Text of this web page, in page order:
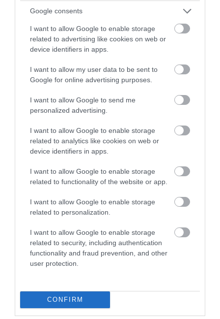
Google consents
I want to allow Google to enable storage
related to advertising like cookies on web or
device identifiers in apps.
I want to allow my user data to be sent to
Google for online advertising purposes.
I want to allow Google to send me
personalized advertising.
I want to allow Google to enable storage
related to analytics like cookies on web or
device identifiers in apps.
I want to allow Google to enable storage
related to functionality of the website or app.
I want to allow Google to enable storage
related to personalization.
I want to allow Google to enable storage
related to security, including authentication
functionality and fraud prevention, and other
user protection.
CONFIRM
PRONEWS.GR /X-FILES
Πάνω από 6 στους 10 ανθρώπους έχουν
βιώσει ανεξήγητες εμπειρίες:
«Άκουσαν» φωνές ή ένιωσαν την
06.08.2026 | 14:02
PRONEWS.GR /X-FILES
Το παράξενο φαινόμενο που μπορεί να
σώμα κινείται